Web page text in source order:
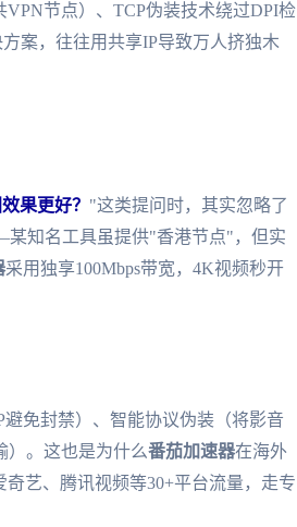
节点）、TCP伪装技术绕过DPI检
案，往往用共享IP导致万人挤独木
果更好？ "这类提问时，其实忽略了
知名工具虽提供"香港节点"，但实
采用独享100Mbps带宽，4K视频秒开
免封禁）、智能协议伪装（将影音
）。这也是为什么番茄加速器在海外
艺、腾讯视频等30+平台流量，走专